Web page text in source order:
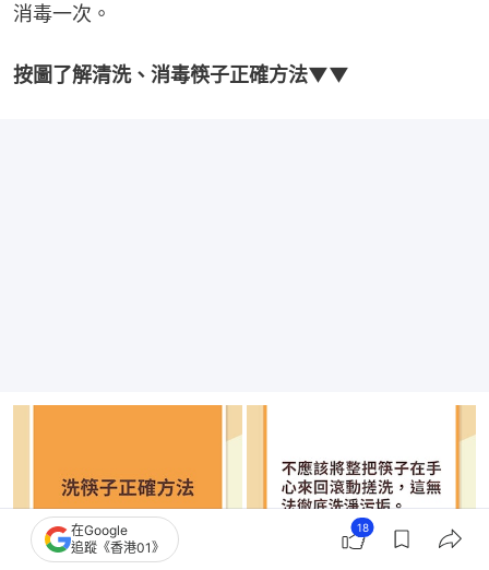
消毒一次。
按圖了解清洗、消毒筷子正確方法▼▼
在Google
追蹤《香港01》
18